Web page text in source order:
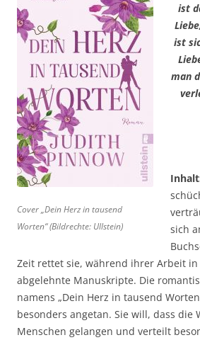
Cover „Dein Herz in tausend
Worten“ (Bildrechte: Ullstein)
ist
ist
man
sich
Zeit rettet sie, während ihrer Arbeit in
abgelehnte Manuskripte. Die
namens „Dein Herz in tausend
besonders angetan. Sie will, dass die
Menschen gelangen und verteilt